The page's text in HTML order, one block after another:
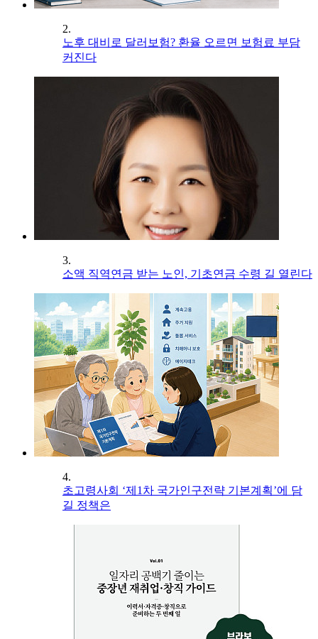
2.
노후 대비로 달러보험? 환율 오르면 보험료 부담
커진다
3.
소액 직역연금 받는 노인, 기초연금 수령 길 열린다
4.
초고령사회 ‘제1차 국가인구전략 기본계획’에 담
길 정책은